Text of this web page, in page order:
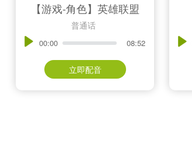
【游戏-角色】英雄联盟
普通话
00:00 08:52
立即配音